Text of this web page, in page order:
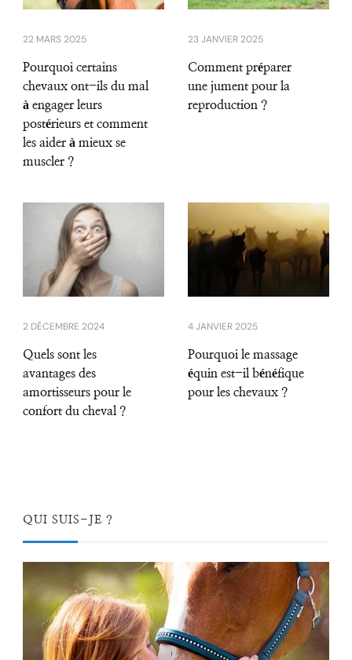
22 MARS 2025
Pourquoi certains
chevaux ont-ils du mal
à engager leurs
postérieurs et comment
les aider à mieux se
muscler ?
23 JANVIER 2025
Comment préparer
une jument pour la
reproduction ?
2 DÉCEMBRE 2024
Quels sont les
avantages des
amortisseurs pour le
confort du cheval ?
4 JANVIER 2025
Pourquoi le massage
équin est-il bénéfique
pour les chevaux ?
QUI SUIS-JE ?